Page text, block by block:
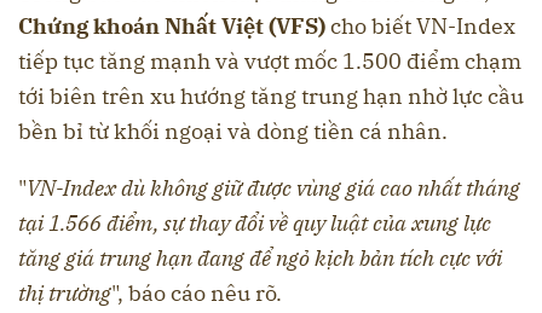
Chứng khoán Nhất Việt (VFS)cho biết VN-Index
tiếp tục tăng mạnh và vượt mốc 1.500 điểm chạm
tới biên trên xu hướng tăng trung hạn nhờ lực cầu
bền bỉ từ khối ngoại và dòng tiền cá nhân.
"VN-Index dù không giữ được vùng giá cao nhất tháng
tại 1.566 điểm, sự thay đổi về quy luật của xung lực
tăng giá trung hạn đang để ngỏ kịch bản tích cực với
thị trường", báo cáo nêu rõ.